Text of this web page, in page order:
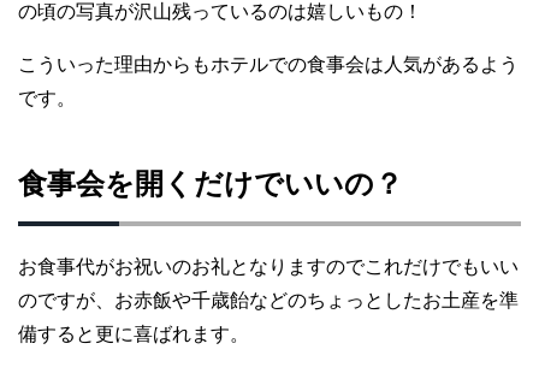
の頃の写真が沢山残っているのは嬉しいもの！
こういった理由からもホテルでの食事会は人気があるよう
です。
食事会を開くだけでいいの？
お食事代がお祝いのお礼となりますのでこれだけでもいい
のですが、お赤飯や千歳飴などのちょっとしたお土産を準
備すると更に喜ばれます。